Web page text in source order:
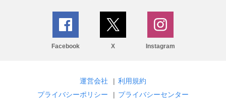
Facebook X Instagram
運営会社 | 利用規約
プライバシーポリシー
| プライバシーセンター